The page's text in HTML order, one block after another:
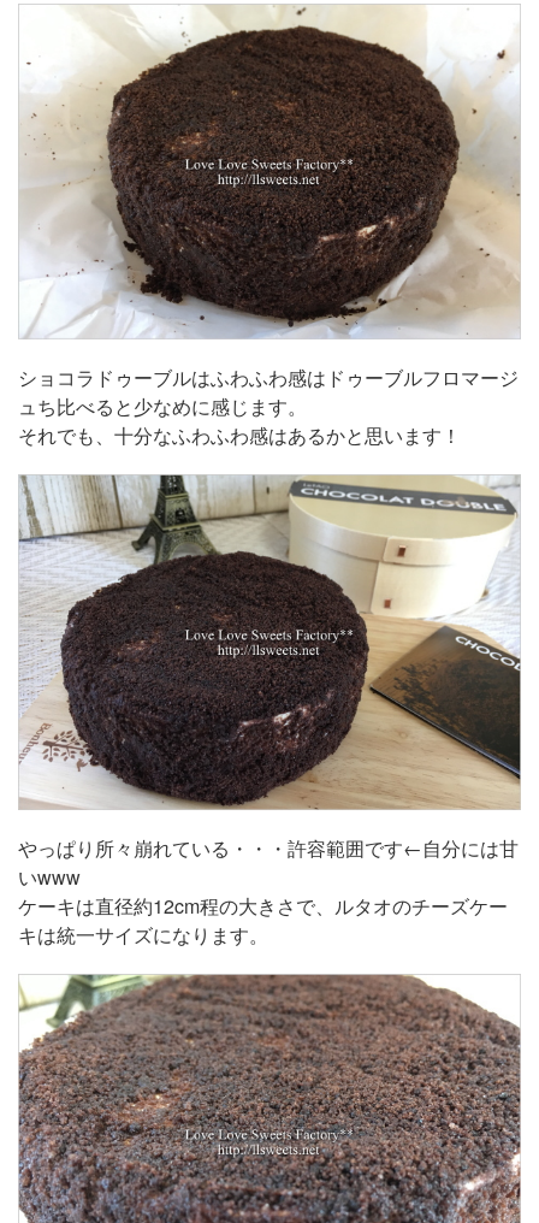
ショコラドゥーブルはふわふわ感はドゥーブルフロマージ
ュち比べると少なめに感じます。
それでも、十分なふわふわ感はあるかと思います！
やっぱり所々崩れている・・・許容範囲です←自分には甘
いwww
ケーキは直径約12cm程の大きさで、ルタオのチーズケー
キは統一サイズになります。